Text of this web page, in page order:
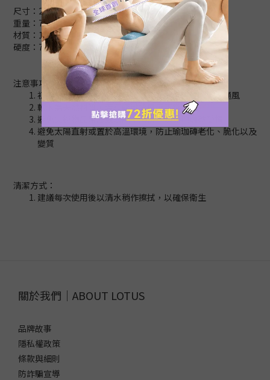
尺寸：22.5*14.5*7.5cm
重量：760g(±10%)
材質：100%天然軟木
硬度：70D(±5D)
注意事項：
初次拆封若有新品氣味屬正常現象，可置於陰涼處通風
軟木為天然材質，若有輕微掉屑屬正常現象
避免尖銳物品碰觸或以刷子清洗，以免瑜珈磚受損
避免太陽直射或置於高溫環境，防止瑜珈磚老化、脆化以及
變質
清潔方式：
建議每次使用後以清水稍作擦拭，以確保衛生
關於我們｜ABOUT LOTUS
品牌故事
隱私權政策
條款與細則
防詐騙宣導